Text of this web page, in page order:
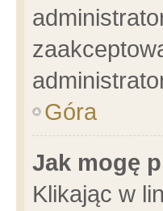
Góra
Jak mogę
Klikając w